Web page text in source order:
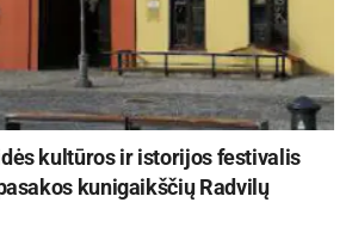
kultūros ir istorijos festivalis
kunigaikščių Radvilų